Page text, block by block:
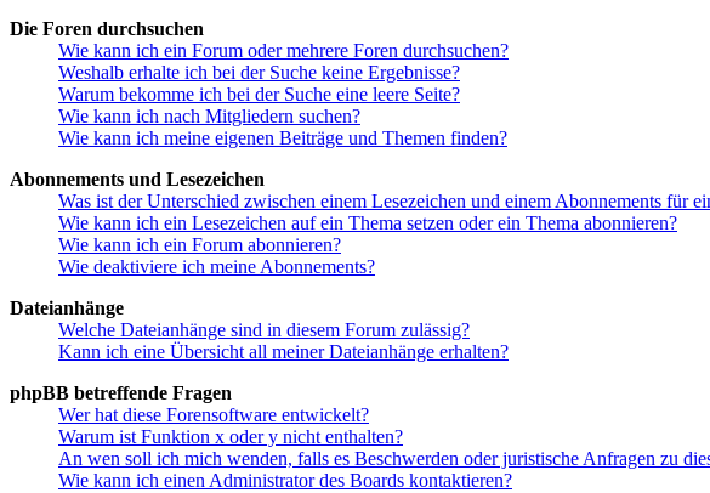
Die Foren durchsuchen
Wie kann ich ein Forum oder mehrere Foren durchsuchen?
Weshalb erhalte ich bei der Suche keine Ergebnisse?
Warum bekomme ich bei der Suche eine leere Seite?
Wie kann ich nach Mitgliedern suchen?
Wie kann ich meine eigenen Beiträge und Themen finden?
Abonnements und Lesezeichen
Was ist der Unterschied zwischen einem Lesezeichen und einem Abonnements für
Wie kann ich ein Lesezeichen auf ein Thema setzen oder ein Thema abonnieren?
Wie kann ich ein Forum abonnieren?
Wie deaktiviere ich meine Abonnements?
Dateianhänge
Welche Dateianhänge sind in diesem Forum zulässig?
Kann ich eine Übersicht all meiner Dateianhänge erhalten?
phpBB betreffende Fragen
Wer hat diese Forensoftware entwickelt?
Warum ist Funktion x oder y nicht enthalten?
An wen soll ich mich wenden, falls es Beschwerden oder juristische Anfragen zu
Wie kann ich einen Administrator des Boards kontaktieren?